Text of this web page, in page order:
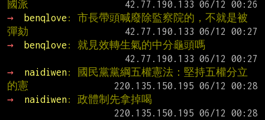
國派
→
benqlove : 市長帶頭喊廢除監察院的，不就是被
彈劾
→
benqlove : 就見效轉生氣的中分龜頭嗎
→
naidiwen: 國民黨黨綱五權憲法：堅持五權分立
的憲
→
naidiwen: 政體制先拿掉喝